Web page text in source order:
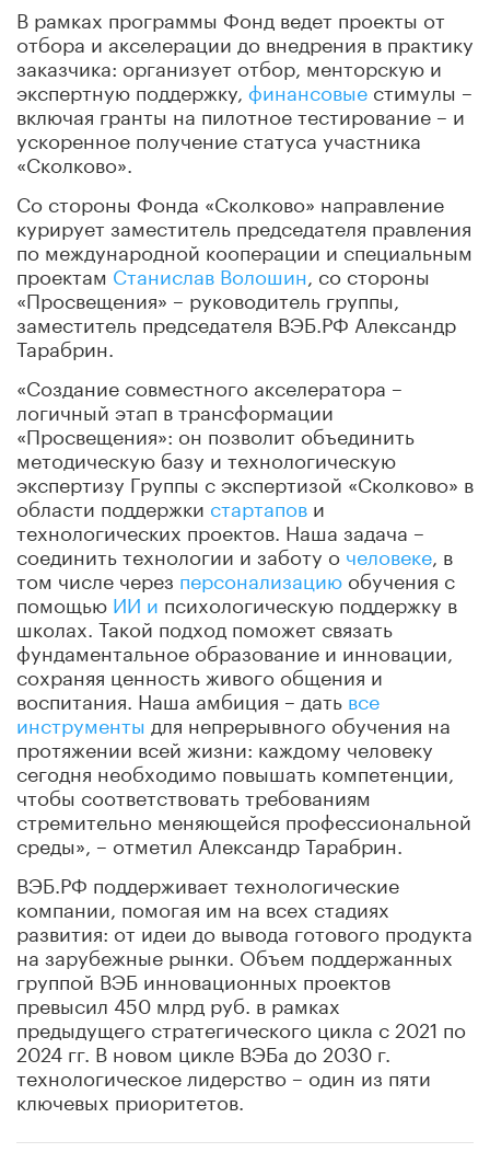
В рамках программы Фонд ведет проекты от
отбора и акселерации до внедрения в практику
заказчика: организует отбор, менторскую и
экспертную поддержку, финансовыестимулы –
включая гранты на пилотное тестирование – и
ускоренное получение статуса участника
«Сколково».
Со стороны Фонда «Сколково» направление
курирует заместитель председателя правления
по международной кооперации и специальным
проектам Станислав Волошин , со стороны
«Просвещения» – руководитель группы,
заместитель председателя ВЭБ.РФ Александр
Тарабрин.
«Создание совместного акселератора –
логичный этап в трансформации
«Просвещения»: он позволит объединить
методическую базу и технологическую
экспертизу Группы с экспертизой «Сколково» в
области поддержки стартапов и
технологических проектов. Наша задача –
соединить технологии и заботу о человеке , в
том числе через персонализацию обучения с
помощью ИИ и психологическую поддержку в
школах. Такой подход поможет связать
фундаментальное образование и инновации,
сохраняя ценность живого общения и
воспитания. Наша амбиция – дать все
инструменты для непрерывного обучения на
протяжении всей жизни: каждому человеку
сегодня необходимо повышать компетенции,
чтобы соответствовать требованиям
стремительно меняющейся профессиональной
среды», – отметил Александр Тарабрин.
ВЭБ.РФ поддерживает технологические
компании, помогая им на всех стадиях
развития: от идеи до вывода готового продукта
на зарубежные рынки. Объем поддержанных
группой ВЭБ инновационных проектов
превысил 450 млрд руб. в рамках
предыдущего стратегического цикла с 2021 по
2024 гг. В новом цикле ВЭБа до 2030 г.
технологическое лидерство – один из пяти
ключевых приоритетов.